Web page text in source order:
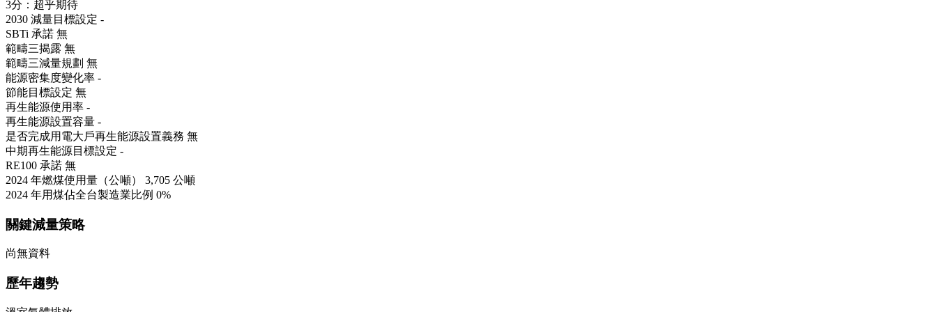
3分：超乎期待
2030 減量目標設定 -
SBTi 承諾 無
範疇三揭露 無
範疇三減量規劃 無
能源密集度變化率 -
節能目標設定 無
再生能源使用率 -
再生能源設置容量 -
是否完成用電大戶再生能源設置義務 無
中期再生能源目標設定 -
RE100 承諾 無
2024 年燃煤使用量（公噸） 3,705 公噸
2024 年用煤佔全台製造業比例 0%
關鍵減量策略
尚無資料
歷年趨勢